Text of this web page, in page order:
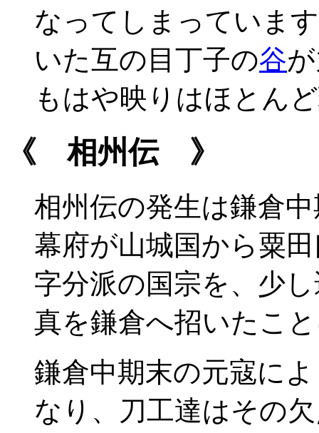
なってしまっていま
いた互の目丁子の谷
もはや映りはほとん
《 相州伝 》
相州伝の発生は鎌倉
幕府が山城国から粟
字分派の国宗を、少
真を鎌倉へ招いたこ
鎌倉中期末の元寇に
なり、刀工達はその